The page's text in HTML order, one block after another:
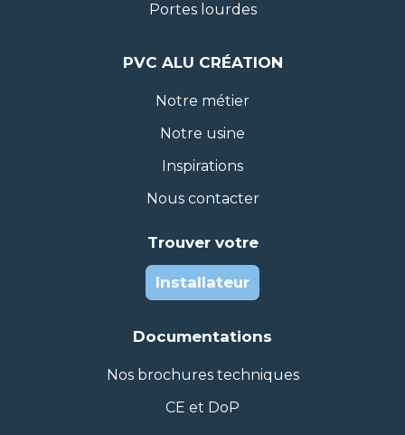
Portes lourdes
PVC ALU CRÉATION
Notre métier
Notre usine
Inspirations
Nous contacter
Trouver votre
Installateur
Documentations
Nos brochures techniques
CE et DoP